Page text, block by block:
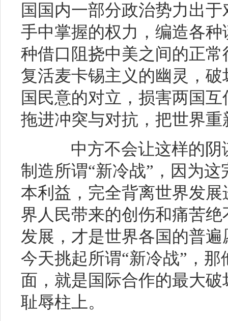
国国内一部分政治势力出
手中掌握的权力，编造各
种借口阻挠中美之间的正
复活麦卡锡主义的幽灵，
国民意的对立，损害两国
拖进冲突与对抗，把世界
中方不会让这样的阴
制造所谓“新冷战”，因为
本利益，完全背离世界发
界人民带来的创伤和痛苦
发展，才是世界各国的普
今天挑起所谓“新冷战”，
面，就是国际合作的最大
耻辱柱上。